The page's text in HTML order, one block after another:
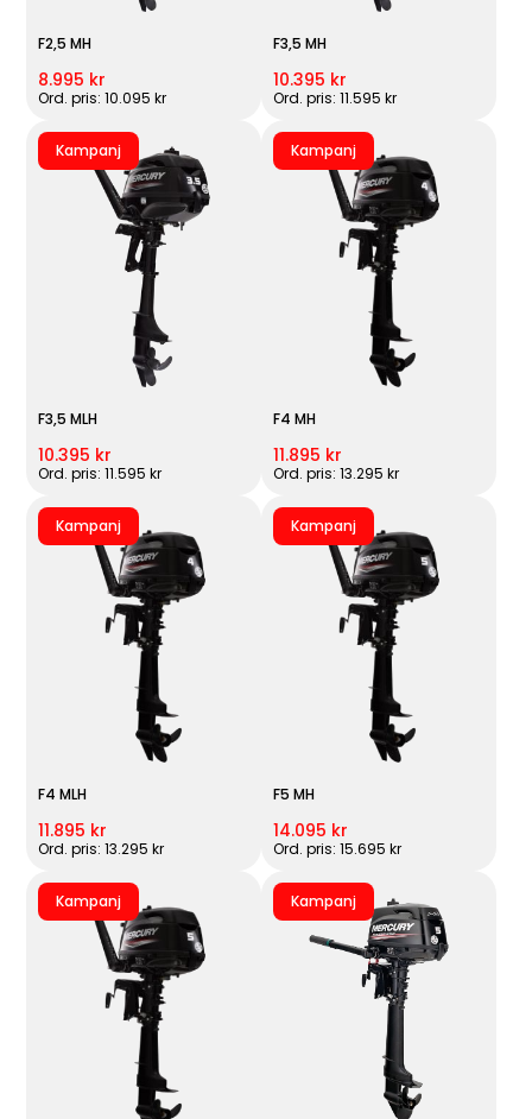
F2,5 MH
8.995 kr
Ord. pris: 10.095 kr
F3,5 MH
10.395 kr
Ord. pris: 11.595 kr
Kampanj
F3,5 MLH
10.395 kr
Ord. pris: 11.595 kr
Kampanj
F4 MH
11.895 kr
Ord. pris: 13.295 kr
Kampanj
F4 MLH
11.895 kr
Ord. pris: 13.295 kr
Kampanj
F5 MH
14.095 kr
Ord. pris: 15.695 kr
Kampanj Kampanj